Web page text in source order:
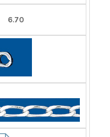
6.70